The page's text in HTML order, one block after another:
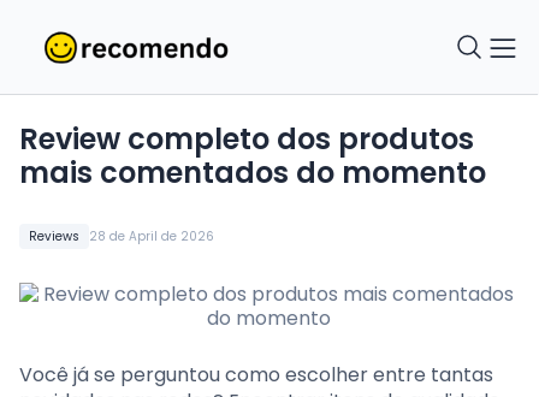
Reviews 28 de April de 2026
Review completo dos produtos
mais comentados do momento
Você já se perguntou como escolher entre tantas